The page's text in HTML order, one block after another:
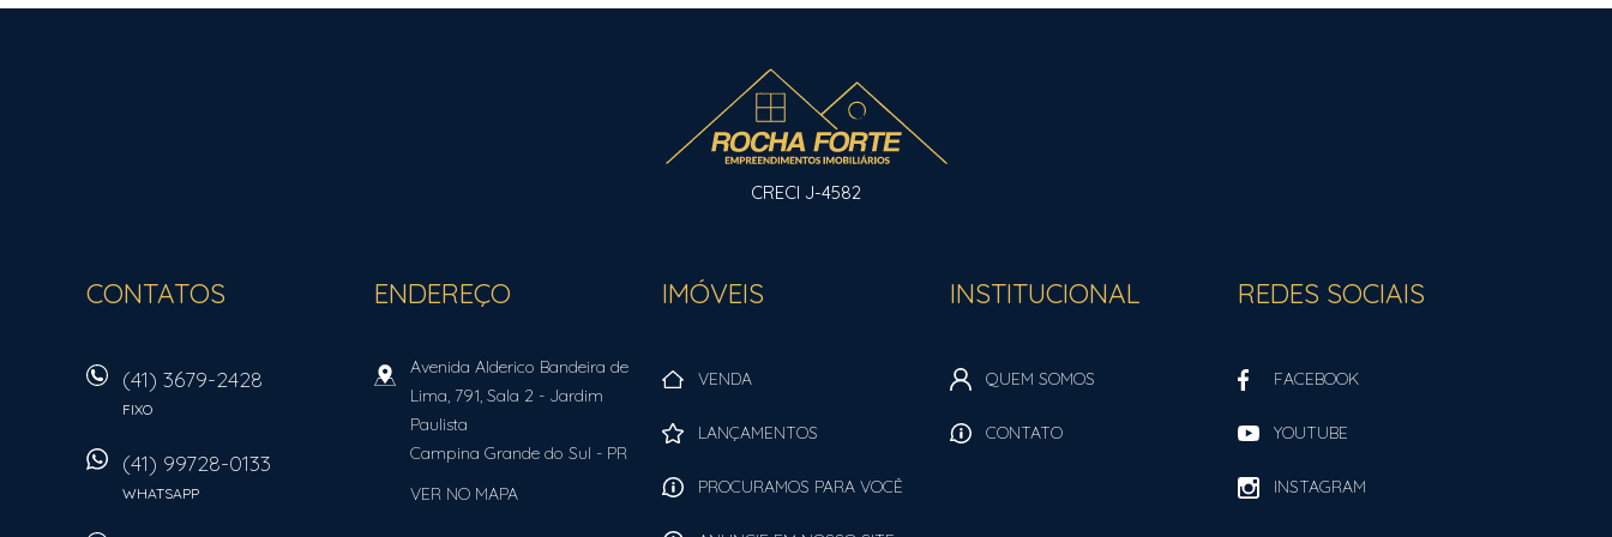
CRECI J-4582
CONTATOS
(41) 3679-2428
FIXO
(41) 99728-0133
WHATSAPP
ENDEREÇO
Avenida Alderico Bandeira de
Lima, 791, Sala 2 - Jardim
Paulista
Campina Grande do Sul - PR
VER NO MAPA
IMÓVEIS
VENDA
LANÇAMENTOS
PROCURAMOS PARA VOCÊ
INSTITUCIONAL
QUEM SOMOS
CONTATO
REDES SOCIAIS
FACEBOOK
YOUTUBE
INSTAGRAM